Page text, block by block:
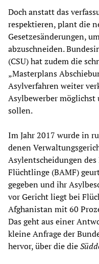
Doch anstatt das
respektieren, plant die
Gesetzesänderungen,
abzuschneiden.
(CSU) hat zudem die
„Masterplans
Asylverfahren weiter
Asylbewerber
sollen.
Im Jahr 2017 wurde in
denen
Asylentscheidungen
Flüchtlinge (BAMF)
gegeben und ihr
vor Gericht liegt bei
Afghanistan mit 60
Das geht aus einer
kleine Anfrage der
hervor, über die die